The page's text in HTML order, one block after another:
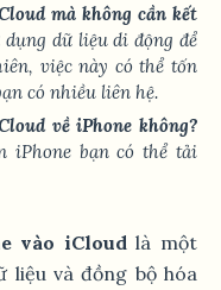
mà không cần kết
dữ liệu di động để
việc này có thể tốn
có nhiều liên hệ.
về iPhone không?
iPhone bạn có thể tải
vào iCloud là một
liệu và đồng bộ hóa